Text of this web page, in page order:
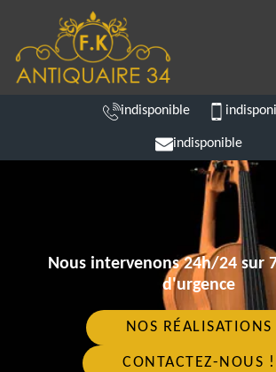
indisponible
indisponible
Nous intervenons 24h/24 sur
d'urgence
NOS RÉALISATIONS
CONTACTEZ-NOUS !